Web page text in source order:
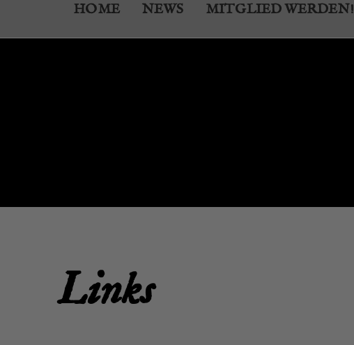
HOME NEWS MITGLIED WERDEN!
Links